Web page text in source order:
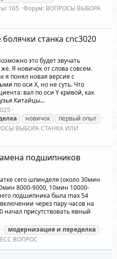
165 Форум: ВОПРОСЫ ВЫБОРА
станка cnc3020
это будет звучать
Я новичок от слова совсем.
я понял новая версия с
по оси Х, но не суть. Что
вал по оси Y кривой, как
Китайцы...
новичок
первый опыт
ВЫБОРА СТАНКА ИЛИ
подшипников
сего шпинделя (около 30мин
8000-9000, 10мин 10000-
подшипника была max 54
через пару часов на
начал присутствовать явный
модернизация и переделка
ВОПРОС